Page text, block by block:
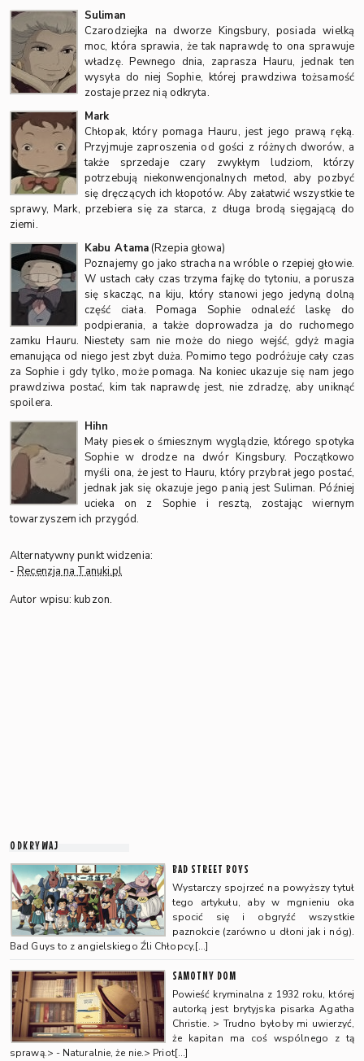
Suliman
Czarodziejka na dworze Kingsbury, posiada wielką
moc, która sprawia, że tak naprawdę to ona sprawuje
władzę. Pewnego dnia, zaprasza Hauru, jednak ten
wysyła do niej Sophie, której prawdziwa tożsamość
zostaje przez nią odkryta.
Mark
Chłopak, który pomaga Hauru, jest jego prawą ręką.
Przyjmuje zaproszenia od gości z różnych dworów, a
także sprzedaje czary zwykłym ludziom, którzy
potrzebują niekonwencjonalnych metod, aby pozbyć
się dręczących ich kłopotów. Aby załatwić wszystkie te
sprawy, Mark, przebiera się za starca, z długa brodą sięgającą do
ziemi.
Kabu Atama(Rzepia głowa)
Poznajemy go jako stracha na wróble o rzepiej głowie.
W ustach cały czas trzyma fajkę do tytoniu, a porusza
się skacząc, na kiju, który stanowi jego jedyną dolną
część ciała. Pomaga Sophie odnaleźć laskę do
podpierania, a także doprowadza ja do ruchomego
zamku Hauru. Niestety sam nie może do niego wejść, gdyż magia
emanująca od niego jest zbyt duża. Pomimo tego podróżuje cały czas
za Sophie i gdy tylko, może pomaga. Na koniec ukazuje się nam jego
prawdziwa postać, kim tak naprawdę jest, nie zdradzę, aby uniknąć
spoilera.
Hihn
Mały piesek o śmiesznym wyglądzie, którego spotyka
Sophie w drodze na dwór Kingsbury. Początkowo
myśli ona, że jest to Hauru, który przybrał jego postać,
jednak jak się okazuje jego panią jest Suliman. Później
ucieka on z Sophie i resztą, zostając wiernym
towarzyszem ich przygód.
Alternatywny punkt widzenia:
-Recenzja na Tanuki.pl
Autor wpisu: kubzon.
ODKRYWAJ
BAD STREET BOYS
Wystarczy spojrzeć na powyższy tytuł
tego artykułu, aby w mgnieniu oka
spocić się i obgryźć wszystkie
paznokcie (zarówno u dłoni jak i nóg).
Bad Guys to z angielskiego Źli Chłopcy,[…]
SAMOTNY DOM
Powieść kryminalna z 1932 roku, której
autorką jest brytyjska pisarka Agatha
Christie. > Trudno byłoby mi uwierzyć,
że kapitan ma coś wspólnego z tą
sprawą.> - Naturalnie, że nie.> Priot[…]